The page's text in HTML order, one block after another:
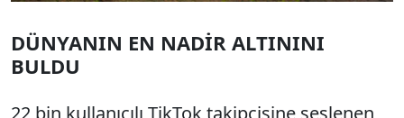
DÜNYANIN EN NADİR ALTININI
BULDU